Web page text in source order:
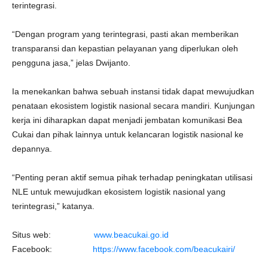
terintegrasi.
“Dengan program yang terintegrasi, pasti akan memberikan
transparansi dan kepastian pelayanan yang diperlukan oleh
pengguna jasa,” jelas Dwijanto.
Ia menekankan bahwa sebuah instansi tidak dapat mewujudkan
penataan ekosistem logistik nasional secara mandiri. Kunjungan
kerja ini diharapkan dapat menjadi jembatan komunikasi Bea
Cukai dan pihak lainnya untuk kelancaran logistik nasional ke
depannya.
“Penting peran aktif semua pihak terhadap peningkatan utilisasi
NLE untuk mewujudkan ekosistem logistik nasional yang
terintegrasi,” katanya.
Situs web: www.beacukai.go.id
Facebook: https://www.facebook.com/beacukairi/